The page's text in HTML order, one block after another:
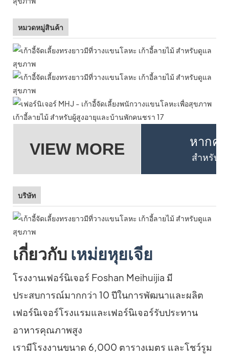
หมวดหมู่สินค้า
VIEW MORE หากคุ
สำหรับร
บริษัท
เกี่ยวกับ เหม่ยหุยเจีย
โรงงานเฟอร์นิเจอร์ Foshan Meihuijia มี
ประสบการณ์มากกว่า 10 ปีในการพัฒนาและผลิต
เฟอร์นิเจอร์โรงแรมและเฟอร์นิเจอร์รับประทาน
อาหารคุณภาพสูง
เรามีโรงงานขนาด 6,000 ตารางเมตร และโชว์รูม